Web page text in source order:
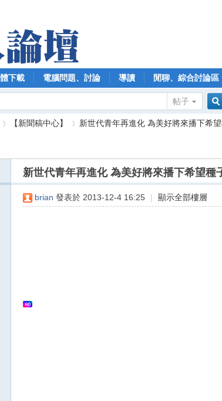
下載 電腦問題、討論 導讀 閒聊、綜合討論區
帖子
搜
索
【新聞稿中心】
›
新世代青年再進化 為美好將來播下希望
新世代青年再進化 為美好將來播下希望種
brian 發表於 2013-12-4 16:25 | 顯示全部樓層